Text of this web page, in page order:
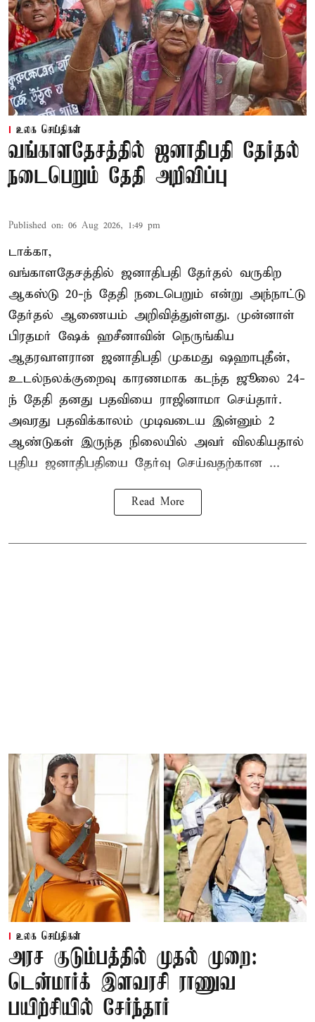
உலக செய்திகள்
வங்காளதேசத்தில் ஜனாதிபதி தேர்தல்
நடைபெறும் தேதி அறிவிப்பு
Published on: 06 Aug 2026, 1:49 pm
டாக்கா,
வங்காளதேசத்தில் ஜனாதிபதி தேர்தல் வருகிற
ஆகஸ்டு 20-ந் தேதி நடைபெறும் என்று அந்நாட்டு
தேர்தல் ஆணையம் அறிவித்துள்ளது. முன்னாள்
பிரதமர் ஷேக் ஹசீனாவின் நெருங்கிய
ஆதரவாளரான ஜனாதிபதி முகமது ஷஹாபுதீன்,
உடல்நலக்குறைவு காரணமாக கடந்த ஜூலை 24-
ந் தேதி தனது பதவியை ராஜினாமா செய்தார்.
அவரது பதவிக்காலம் முடிவடைய இன்னும் 2
ஆண்டுகள் இருந்த நிலையில் அவர் விலகியதால்
புதிய ஜனாதிபதியை தேர்வு செய்வதற்கான ...
Read More
உலக செய்திகள்
அரச குடும்பத்தில் முதல் முறை:
டென்மார்க் இளவரசி ராணுவ
பயிற்சியில் சேர்ந்தார்